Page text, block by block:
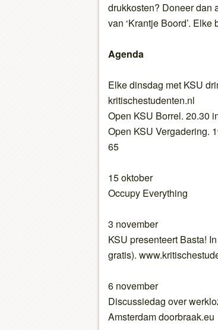
drukkosten? Doneer dan
van ‘Krantje Boord’.
Agenda
Elke dinsdag met KSU
kritischestudenten.nl
Open KSU Borrel. 20.30
Open KSU Vergadering.
65
15 oktober
Occupy Everything
3 november
KSU presenteert Basta!
gratis).
6 november
Discussiedag over
Amsterdam doorbraak.eu